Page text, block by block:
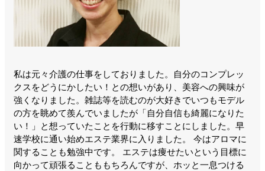
私は元々介護の仕事をしておりました。自分のコンプレッ
クスをどうにかしたい！との想いがあり、美容への興味が
強くなりました。雑誌等を読むのが大好きでいつもモデル
の方を眺めて羨んでいましたが「自分自信も綺麗になりた
い！」と想っていたことを行動に移すことにしました。早
速学校に通い始めエステ業界に入りました。 今はアロマに
関することも勉強中です。 エステは痩せたいという目標に
向かって頑張ることももちろんですが、ホッと一息つける